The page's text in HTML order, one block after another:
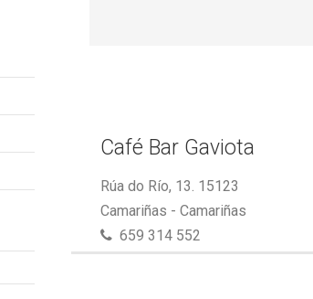
Café Bar Gaviota
Rúa do Río, 13. 15123
Camariñas - Camariñas
659 314 552